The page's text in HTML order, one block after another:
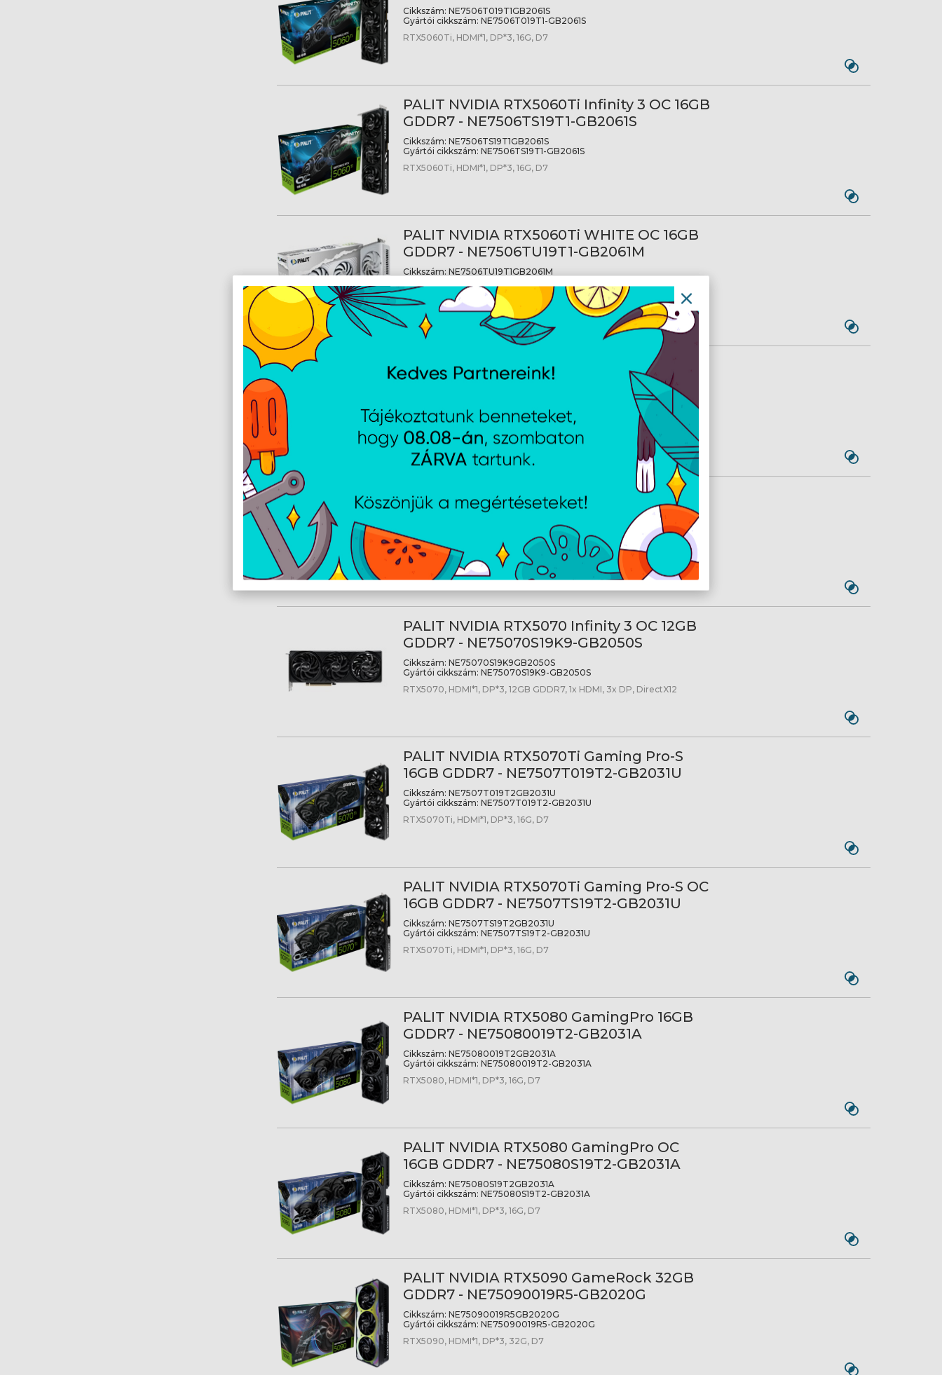
Cikkszám: NE7506T019T1GB2061S
Gyártói cikkszám: NE7506T019T1-GB2061S
RTX5060Ti, HDMI*1, DP*3, 16G, D7
PALIT NVIDIA RTX5060Ti Infinity 3 OC 16GB
GDDR7 - NE7506TS19T1-GB2061S
Cikkszám: NE7506TS19T1GB2061S
Gyártói cikkszám: NE7506TS19T1-GB2061S
RTX5060Ti, HDMI*1, DP*3, 16G, D7
PALIT NVIDIA RTX5060Ti WHITE OC 16GB
GDDR7 - NE7506TU19T1-GB2061M
Cikkszám: NE7506TU19T1GB2061M
RTX5060Ti, HDMI*1, DP*3, 16G, D7
PALIT NVIDIA RTX5070 Gaming Pro 12GB
GDDR7 - NE75070019K9-GB2050A
Gyártói cikkszám: NE75070019K9-GB2050A
RTX5070, HDMI*1, DP*3, 12G, D7
PALIT NVIDIA RTX5070 Infinity 3 12GB
GDDR7 - NE75070019K9-GB2050S
Cikkszám:
NE75070019K9GB2050S
Gyártói cikkszám:
NE75070019K9-GB2050S
RTX5070, HDMI*1, DP*3, 12G, D7
PALIT NVIDIA RTX5070 Infinity 3 OC 12GB
GDDR7 - NE75070S19K9-GB2050S
Cikkszám: NE75070S19K9GB2050S
Gyártói cikkszám: NE75070S19K9-GB2050S
RTX5070, HDMI*1, DP*3, 12GB GDDR7, 1x HDMI, 3x DP, DirectX12
PALIT NVIDIA RTX5070Ti Gaming Pro-S
16GB GDDR7 - NE7507T019T2-GB2031U
Cikkszám: NE7507T019T2GB2031U
Gyártói cikkszám: NE7507T019T2-GB2031U
RTX5070Ti, HDMI*1, DP*3, 16G, D7
PALIT NVIDIA RTX5070Ti Gaming Pro-S OC
16GB GDDR7 - NE7507TS19T2-GB2031U
Cikkszám: NE7507TS19T2GB2031U
Gyártói cikkszám: NE7507TS19T2-GB2031U
RTX5070Ti, HDMI*1, DP*3, 16G, D7
PALIT NVIDIA RTX5080 GamingPro 16GB
GDDR7 - NE75080019T2-GB2031A
Cikkszám: NE75080019T2GB2031A
Gyártói cikkszám: NE75080019T2-GB2031A
RTX5080, HDMI*1, DP*3, 16G, D7
PALIT NVIDIA RTX5080 GamingPro OC
16GB GDDR7 - NE75080S19T2-GB2031A
Cikkszám: NE75080S19T2GB2031A
Gyártói cikkszám: NE75080S19T2-GB2031A
RTX5080, HDMI*1, DP*3, 16G, D7
PALIT NVIDIA RTX5090 GameRock 32GB
GDDR7 - NE75090019R5-GB2020G
Cikkszám: NE75090019R5GB2020G
Gyártói cikkszám: NE75090019R5-GB2020G
RTX5090, HDMI*1, DP*3, 32G, D7